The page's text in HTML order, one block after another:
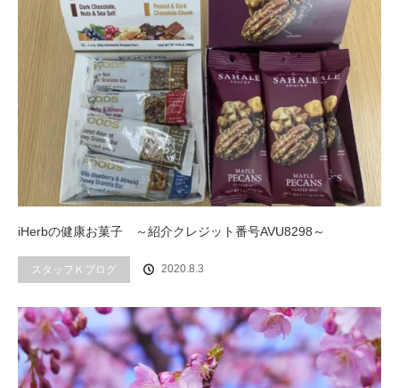
iHerbの健康お菓子 ～紹介クレジット番号AVU8298～
スタッフＫブログ 2020.8.3